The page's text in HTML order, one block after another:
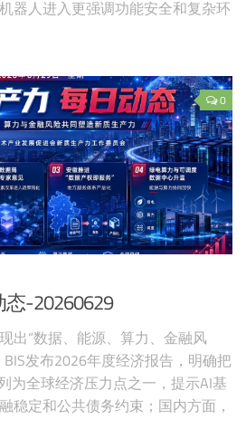
器人进入更强调功能安全和复杂环
Robotics与NVIDIA Halos相关动态
首先要解决人机共场安全；
工人知识的分析，则提示工业AI落
需要把维修经验、工艺判断和现场
。
0
-20260629
出“数据、能源、算力、金融风
发布2026年度经济报告，明确把
为全球经济压力点之一，提示AI基
稳定和公共债务约束；国内方面，